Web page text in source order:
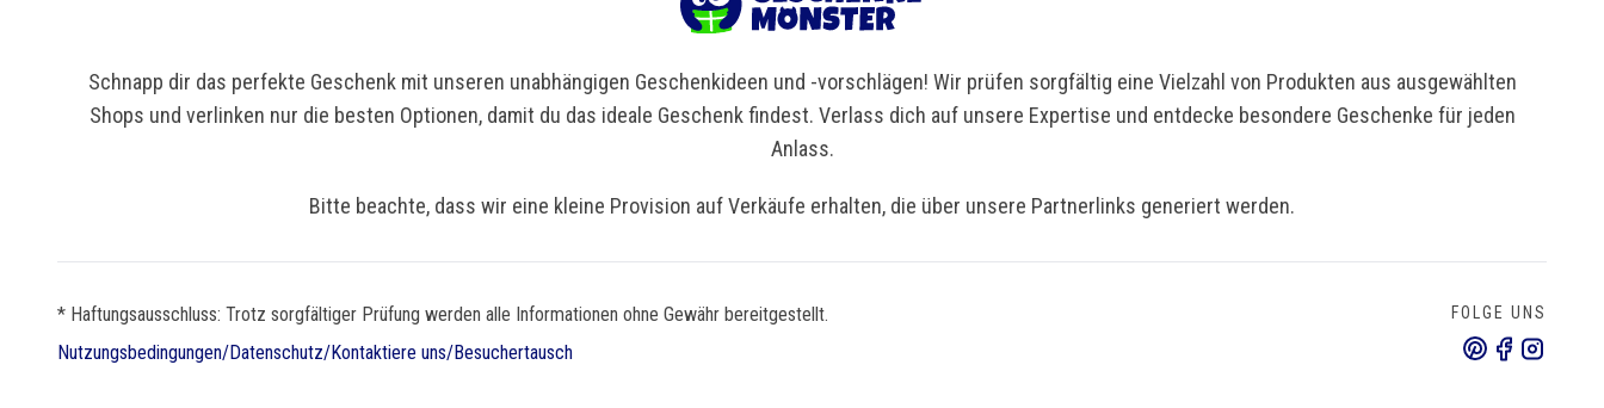
Schnapp dir das perfekte Geschenk mit unseren unabhängigen Geschenkideen und -vorschlägen! Wir prüfen sorgfältig eine Vielzahl von Produkten aus ausgewählten
Shops und verlinken nur die besten Optionen, damit du das ideale Geschenk findest. Verlass dich auf unsere Expertise und entdecke besondere Geschenke für jeden
Anlass.
Bitte beachte, dass wir eine kleine Provision auf Verkäufe erhalten, die über unsere Partnerlinks generiert werden.
* Haftungsausschluss: Trotz sorgfältiger Prüfung werden alle Informationen ohne Gewähr bereitgestellt.
Nutzungsbedingungen/Datenschutz/Kontaktiere uns/Besuchertausch
FOLGE UNS